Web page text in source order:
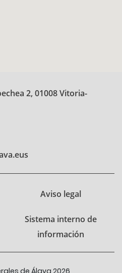
2, 01008 Vitoria-
Aviso legal
Sistema interno de
información